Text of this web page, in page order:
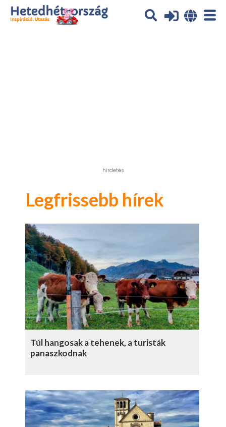
Az oldal sütiket (cookies) használ. További tájékoztatás itt:
Adatvédelmi tájékoztató
hirdetés
Legfrissebb hírek
Túl hangosak a tehenek, a turisták
panaszkodnak